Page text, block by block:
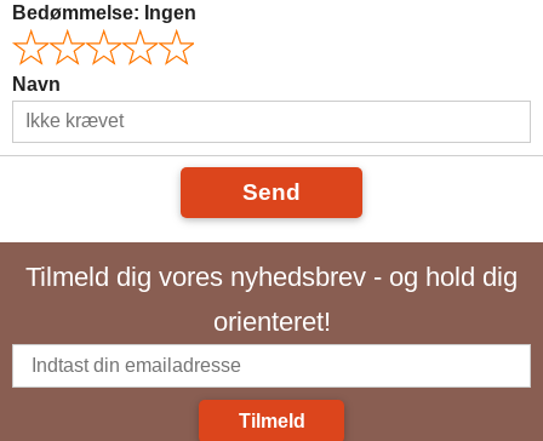
Bedømmelse: Ingen
Navn
Send
Tilmeld dig vores nyhedsbrev - og hold dig
orienteret!
Tilmeld